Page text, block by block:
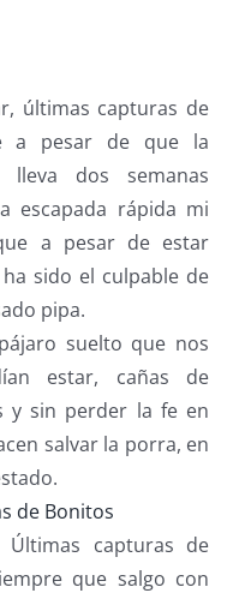
últimas capturas de
a pesar de que la
dos semanas
escapada rápida mi
a pesar de estar
sido el culpable de
pipa.
suelto que nos
estar, cañas de
y sin perder la fe en
salvar la porra, en
capturas de
que salgo con